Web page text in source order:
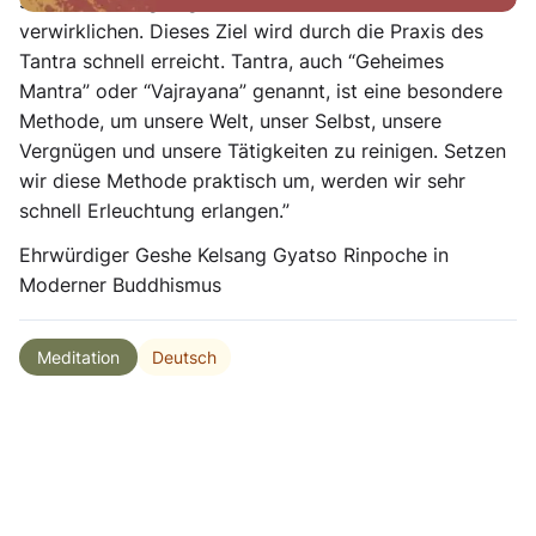
verwirklichen. Dieses Ziel wird durch die Praxis des
Tantra schnell erreicht. Tantra, auch “Geheimes
Mantra” oder “Vajrayana” genannt, ist eine besondere
Methode, um unsere Welt, unser Selbst, unsere
Vergnügen und unsere Tätigkeiten zu reinigen. Setzen
wir diese Methode praktisch um, werden wir sehr
schnell Erleuchtung erlangen.”
Ehrwürdiger Geshe Kelsang Gyatso Rinpoche in
Moderner Buddhismus
Meditation Deutsch